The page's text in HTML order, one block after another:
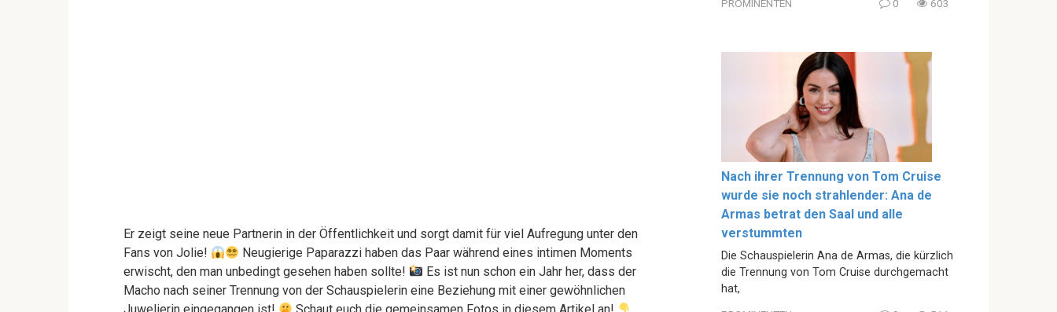
Er zeigt seine neue Partnerin in der Öffentlichkeit und sorgt damit für viel Aufregung unter den
Fans von Jolie!
Neugierige Paparazzi haben das Paar während eines intimen Moments
erwischt, den man unbedingt gesehen haben sollte!
Es ist nun schon ein Jahr her, dass der
Macho nach seiner Trennung von der Schauspielerin eine Beziehung mit einer gewöhnlichen
PROMINENTEN 0 603
Nach ihrer Trennung von Tom Cruise
wurde sie noch strahlender: Ana de
Armas betrat den Saal und alle
verstummten
Die Schauspielerin Ana de Armas, die kürzlich
die Trennung von Tom Cruise durchgemacht
hat,